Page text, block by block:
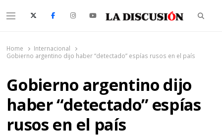
Menu
Home
Internacional
Gobierno argentino dijo haber “detectado” espías rusos en el país
Gobierno argentino dijo
haber “detectado” espías
rusos en el país